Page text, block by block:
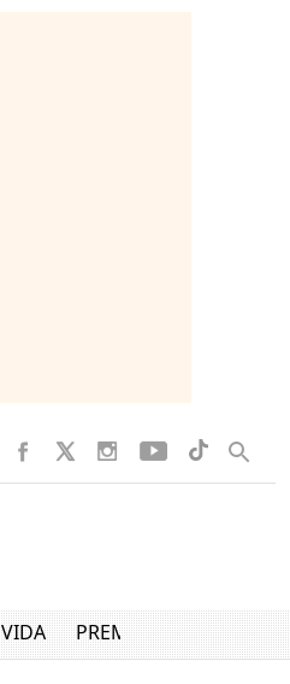
VIDA PREMIUM